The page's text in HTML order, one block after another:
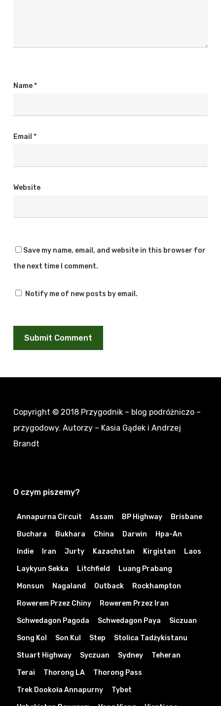
Name*
Email *
Website
Save my name, email, and website in this browser for
the next time I comment.
Notify me of new posts by email.
Copyright © 2018 Przygodnik – blog podróżniczo –
przygodowy. Autorzy – Kasia Gądek i Andrzej
Brandt
O czym piszemy?
Annapurna Circuit Assam BP Highway Brisbane
Buchara Bukhara China Darwin Hpa-An
Indie Iran Jurty Kazachstan Kirgistan Laos
Laykyun Sekka Litchfield Luang Prabang
Monsun Nagaland Outback Rockhampton
Rowerem Przez Chiny Rowerem Przez Iran
Schwedagon Pagoda Schwedagon Paya Siczuan
Song Kol Son Kul Step Stolica Tadżykistanu
Stuart Highway Syczuan Sydney Teheran
Terai Thorong LA Thorong Pass
Trek Dookoła Annapurny Tybet